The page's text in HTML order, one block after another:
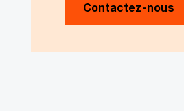
Contactez-nous